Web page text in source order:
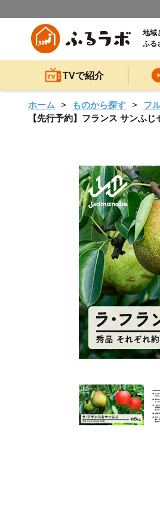
地域
ふる
TVで紹介
ホーム ものから探す フ
【先行予約】フランス サンふ